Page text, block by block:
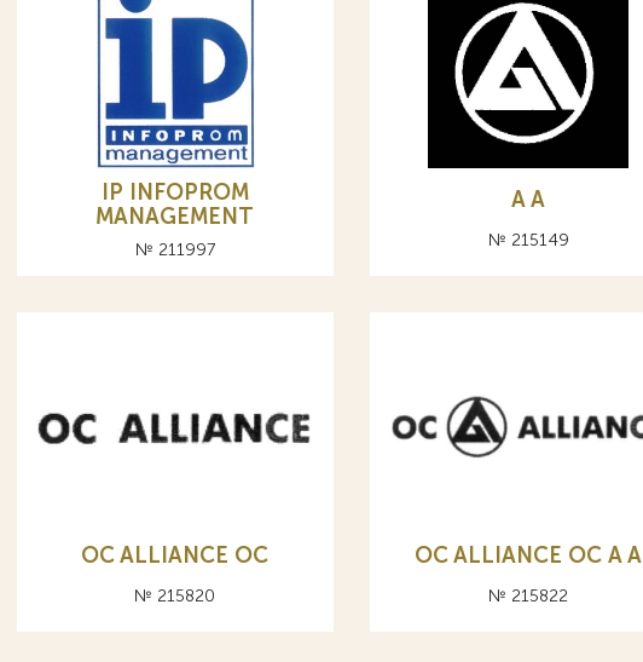
IP INFOPROM
MANAGEMENT
№ 211997
A А
№ 215149
OC ALLIANCE ОС
№ 215820
OC ALLIANCE ОС A А
№ 215822